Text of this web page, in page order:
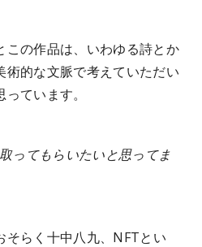
この作品は、いわゆる詩とか
術的な文脈で考えていただい
ています。
ってもらいたいと思ってま
そらく十中八九、NFTとい